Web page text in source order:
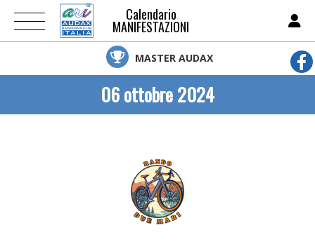
Calendario
MANIFESTAZIONI
MASTER AUDAX
06 ottobre 2024